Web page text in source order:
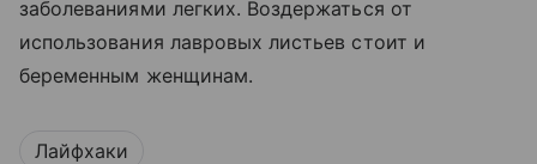
заболеваниями легких. Воздержаться от
использования лавровых листьев стоит и
беременным женщинам.
Лайфхаки